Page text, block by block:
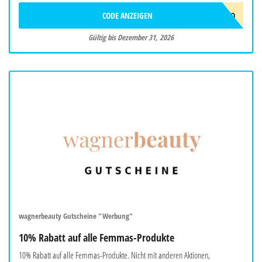
HALLO
CODE ANZEIGEN
Gültig bis Dezember 31, 2026
wagnerbeauty Gutscheine "Werbung"
10% Rabatt auf alle Femmas-Produkte
10% Rabatt auf alle Femmas-Produkte. Nicht mit anderen Aktionen,